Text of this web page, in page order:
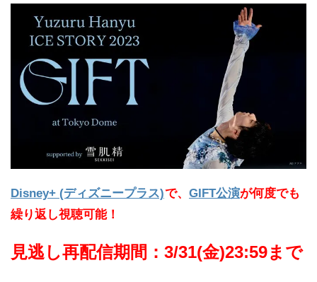
Disney+ (ディズニープラス)で、 GIFT公演が何度でも
繰り返し視聴可能！
見逃し再配信期間：3/31(金)23:59まで